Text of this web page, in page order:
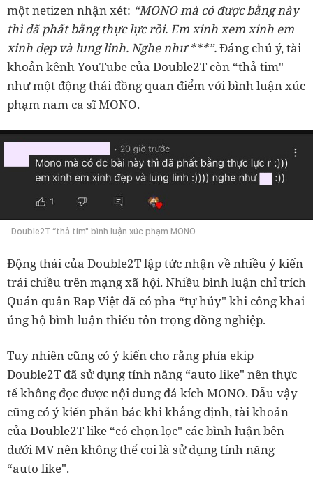
một netizen nhận xét: “MONO mà có được bằng này
thì đã phất bằng thực lực rồi. Em xinh xem xinh em
xinh đẹp và lung linh. Nghe như ***”.Đáng chú ý, tài
khoản kênh YouTube của Double2T còn “thả tim"
như một động thái đồng quan điểm với bình luận xúc
phạm nam ca sĩ MONO.
Double2T “thả tim" bình luận xúc phạm MONO
Động thái của Double2T lập tức nhận về nhiều ý kiến
trái chiều trên mạng xã hội. Nhiều bình luận chỉ trích
Quán quân Rap Việt đã có pha “tự hủy" khi công khai
ủng hộ bình luận thiếu tôn trọng đồng nghiệp.
Tuy nhiên cũng có ý kiến cho rằng phía ekip
Double2T đã sử dụng tính năng “auto like" nên thực
tế không đọc được nội dung đả kích MONO. Dẫu vậy
cũng có ý kiến phản bác khi khẳng định, tài khoản
của Double2T like “có chọn lọc" các bình luận bên
dưới MV nên không thể coi là sử dụng tính năng
“auto like".